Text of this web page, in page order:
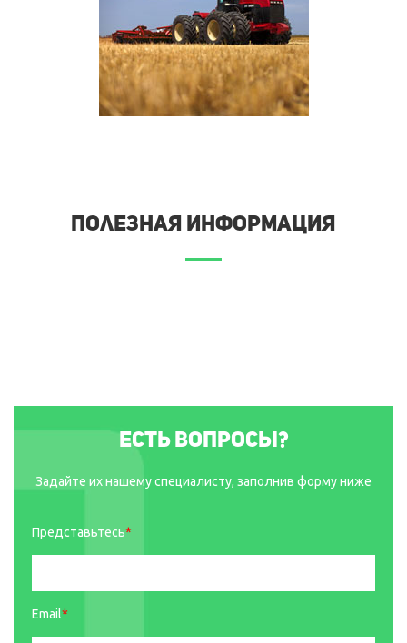
Полезная информация
Есть вопросы?
Задайте их нашему специалисту, заполнив форму ниже
Представьтесь*
Email*